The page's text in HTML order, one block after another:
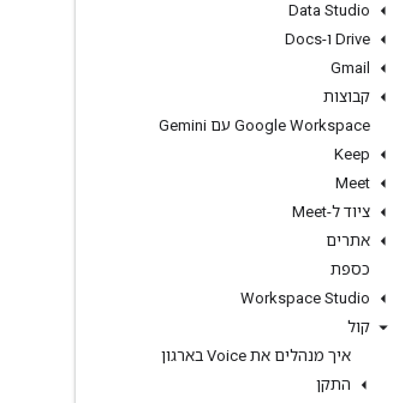
Data Studio
‫Drive ו-Docs
Gmail
קבוצות
‫Google Workspace עם Gemini
Keep
Meet
ציוד ל-Meet
אתרים
כספת
Workspace Studio
קול
איך מנהלים את Voice בארגון
התקן